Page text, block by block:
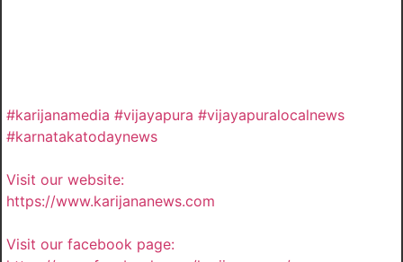
#karijanamedia #vijayapura #vijayapuralocalnews
#karnatakatodaynews
Visit our website:
https://www.karijananews.com
Visit our facebook page: